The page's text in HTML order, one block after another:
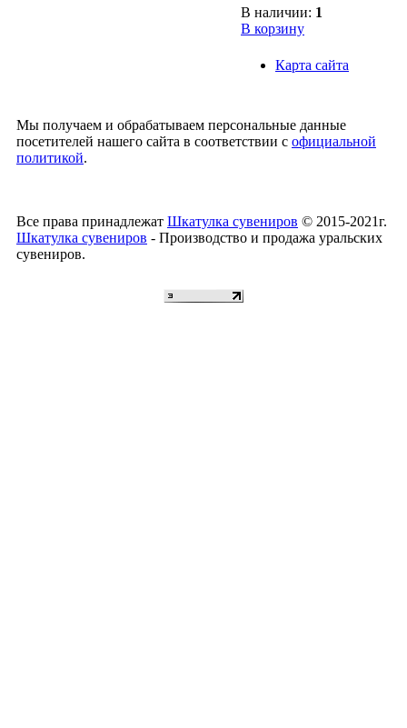
В наличии: 1
В корзину
Карта сайта
Мы получаем и обрабатываем персональные данные
посетителей нашего сайта в соответствии с официальной
политикой.
Все права принадлежат Шкатулка сувениров © 2015-2021г.
Шкатулка сувениров - Производство и продажа уральских
сувениров.